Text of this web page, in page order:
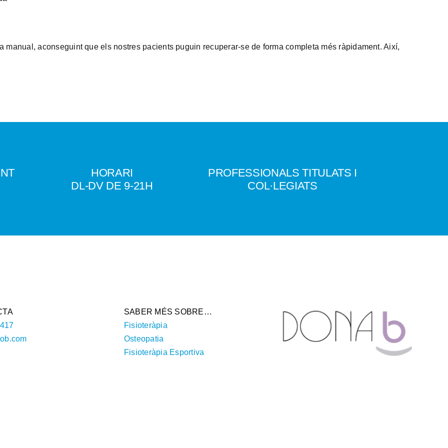
manual, aconseguint que els nostres pacients puguin recuperar-se de forma completa més ràpidament. Així,
HORARI
DL-DV DE 9-21H
PROFESSIONALS TITULATS I
COL·LEGIATS
SABER MÉS SOBRE…
Fisioteràpia
Osteopatia
Fisioteràpia Esportiva